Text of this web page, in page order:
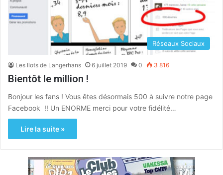
Réseaux Sociaux
Les Ilots de Langerhans 6 juillet 2019 0 3 816
Bientôt le million !
Bonjour les fans ! Vous êtes désormais 500 à suivre notre page
Facebook !! Un ENORME merci pour votre fidélité…
Lire la suite »